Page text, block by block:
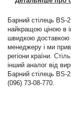
Барний стілець BS-
найкращою ціною в
швидкою доставкою
менеджеру і ми
регіони країни.
інший аналог від
Барний стілець
(096) 73-08-770.